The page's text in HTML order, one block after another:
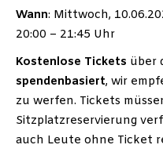
Wann: Mittwoch,
20:00 – 21:45 Uhr
Kostenlose Tickets über
spendenbasiert, wir
zu werfen. Tickets
Sitzplatzreservierung
auch Leute ohne Ticket